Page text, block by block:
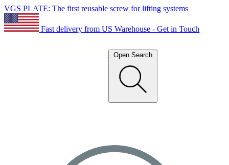
VGS PLATE: The first reusable screw for lifting systems
Fast delivery from US Warehouse - Get in Touch
Open Search